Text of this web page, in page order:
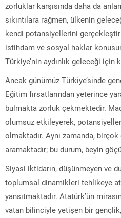
zorluklar karşısında daha da
sıkıntılara rağmen, ülkenin
kendi potansiyellerini
istihdam ve sosyal haklar
Türkiye’nin aydınlık geleceği
Ancak günümüz Türkiye’sinde
Eğitim fırsatlarından yeterince
bulmakta zorluk çekmektedir.
olumsuz etkileyerek,
olmaktadır. Aynı zamanda,
aramaktadır; bu durum, beyin
Siyasi iktidarın, düşünmeyen ve
toplumsal dinamikleri tehlikeye
yansıtmaktadır. Atatürk’ün
vatan bilinciyle yetişen bir